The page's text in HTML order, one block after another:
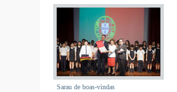
Sarau de boas-vindas